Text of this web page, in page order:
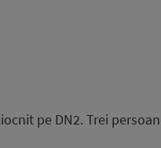
pe DN2. Trei